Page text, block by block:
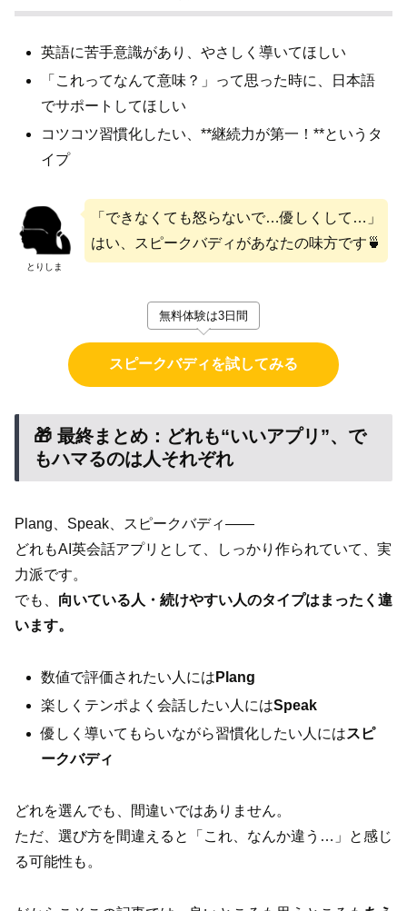
英語に苦手意識があり、やさしく導いてほしい
「これってなんて意味？」って思った時に、日本語
でサポートしてほしい
コツコツ習慣化したい、**継続力が第一！**というタ
イプ
とりしま
「できなくても怒らないで…優しくして…」
はい、スピークバディがあなたの味方です🍵
無料体験は3日間
スピークバディを試してみる
🎁 最終まとめ：どれも“いいアプリ”、で
もハマるのは人それぞれ
Plang、Speak、スピークバディ――
どれもAI英会話アプリとして、しっかり作られていて、実
力派です。
でも、 向いている人・続けやすい人のタイプはまったく違
います。
数値で評価されたい人には Plang
楽しくテンポよく会話したい人にはSpeak
優しく導いてもらいながら習慣化したい人にはスピ
ークバディ
どれを選んでも、間違いではありません。
ただ、選び方を間違えると「これ、なんか違う…」と感じ
る可能性も。